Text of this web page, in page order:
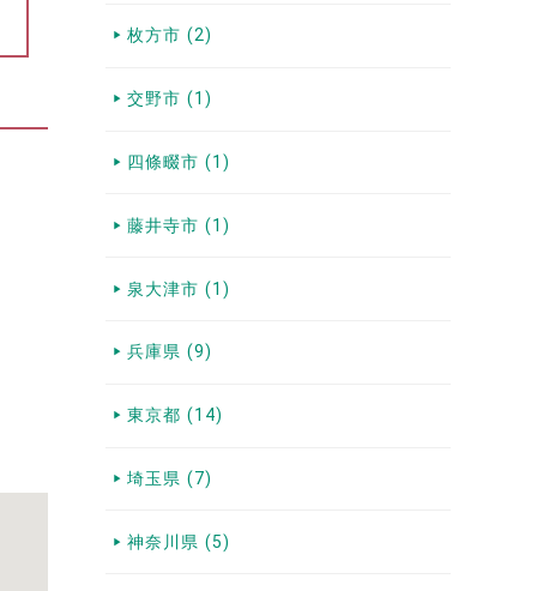
枚方市 (2)
交野市 (1)
四條畷市 (1)
藤井寺市 (1)
泉大津市 (1)
兵庫県 (9)
東京都 (14)
埼玉県 (7)
神奈川県 (5)